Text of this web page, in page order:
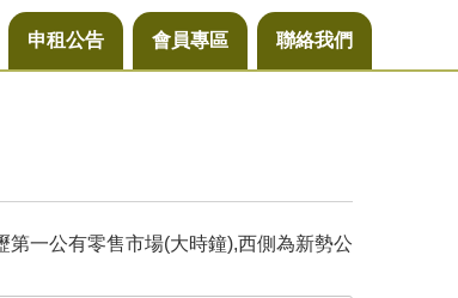
申租公告 會員專區 聯絡我們
一公有零售市場(大時鐘),西側為新勢公